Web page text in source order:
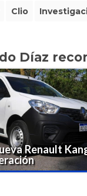
Clio
Díaz
Renault